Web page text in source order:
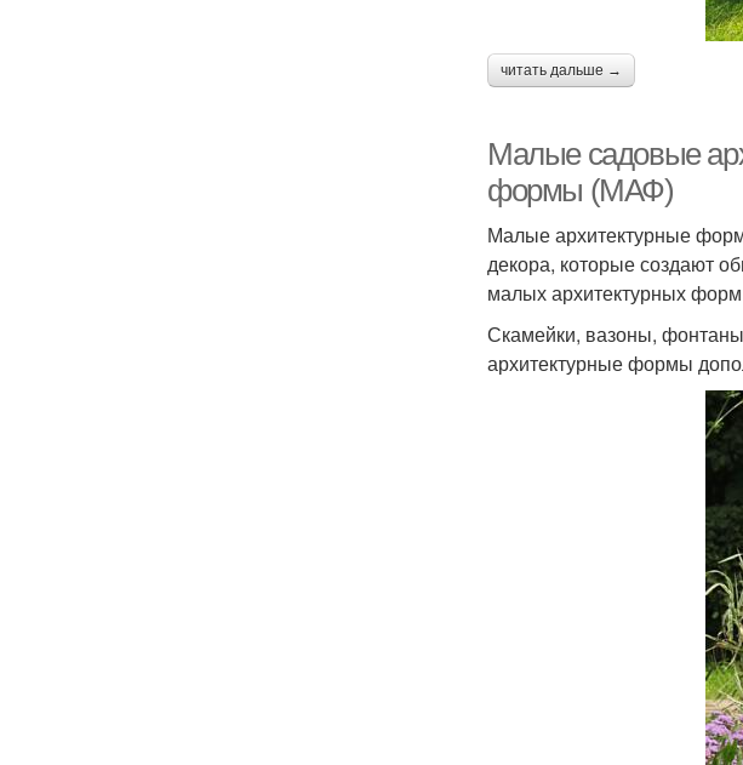
читать дальше →
Малые садовые
формы (МАФ)
Малые архитектурные
декора, которые создают
малых архитектурных
Скамейки, вазоны,
архитектурные формы